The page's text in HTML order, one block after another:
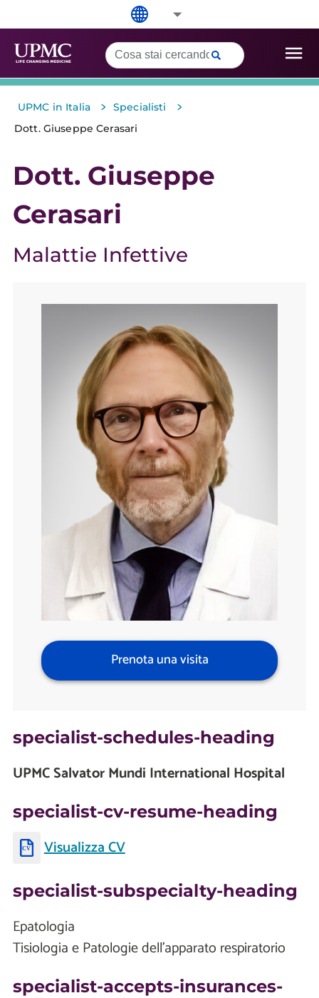
UPMC in Italia > Specialisti >
Dott. Giuseppe Cerasari
Dott. Giuseppe
Cerasari
Malattie Infettive
Prenota una visita
specialist-schedules-heading
UPMC Salvator Mundi International Hospital
specialist-cv-resume-heading
Visualizza CV
specialist-subspecialty-heading
Epatologia
Tisiologia e Patologie dell’apparato respiratorio
specialist-accepts-insurances-